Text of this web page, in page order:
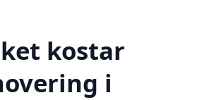
kostar
i